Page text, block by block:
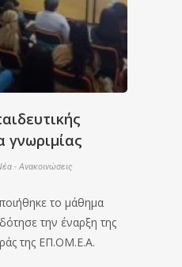
γνωριμίας
- Ανακοινώσεις
το μάθημα
την έναρξη της
της ΕΠ.ΟΜ.Ε.Α.